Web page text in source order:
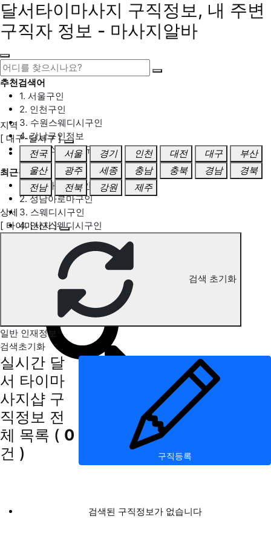
달서타이마사지 구직정보, 내 주변
구직자 정보 - 마사지알바
추천검색어
1. 서울구인
2. 인천구인
3. 수원스웨디시구인
4. 강남구인정보
5. 동탄스웨디시구인
최근검색어
1. 일산마사지구인
2. 성남아로마구인
3. 스웨디시구인
4. 안산스웨디시구인
달서 타이마사지 구직정보
지역
[ 대구-달서구 ]
전국
서울 경기 인천 대전 대구
부산
울산
광주 세종 충남 충북 경남
경북
전남
전북 강원 제주
상세
[ 타이마사지 ]
검색 초기화
일반 인재정보
검색초기화
실시간 달
서 타이마
사지샵 구
직정보 전
체 목록 ( 0
건 )
구직등록
검색된 구직정보가 없습니다